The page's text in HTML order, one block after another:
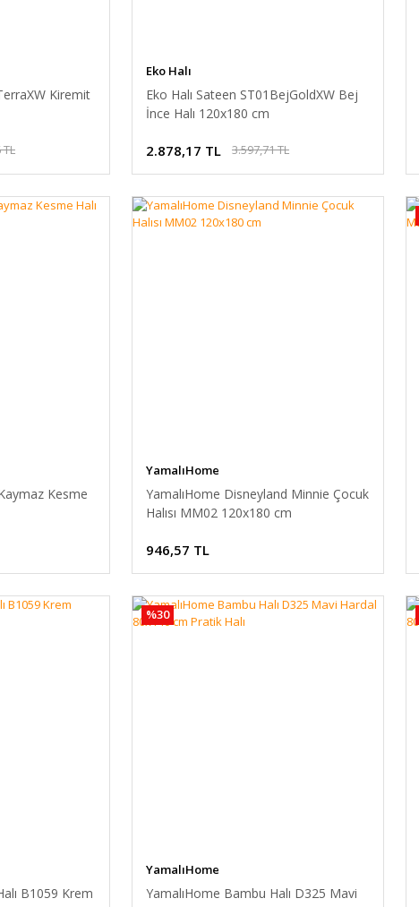
Kiremit
TL
Eko Halı
Eko Halı Sateen ST01BejGoldXW Bej
İnce Halı 120x180 cm
2.878,17 TL 3.597,71 TL
Kesme
YamalıHome
YamalıHome Disneyland Minnie Çocuk
Halısı MM02 120x180 cm
946,57 TL
B1059 Krem
%30
YamalıHome
YamalıHome Bambu Halı D325 Mavi